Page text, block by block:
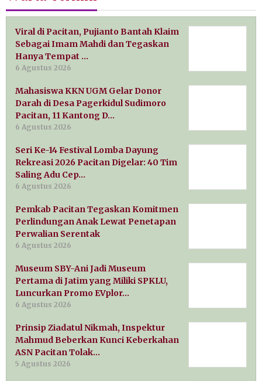
Viral di Pacitan, Pujianto Bantah Klaim
Sebagai Imam Mahdi dan Tegaskan
Hanya Tempat …
6 Agustus 2026
Mahasiswa KKN UGM Gelar Donor
Darah di Desa Pagerkidul Sudimoro
Pacitan, 11 Kantong D…
6 Agustus 2026
Seri Ke-14 Festival Lomba Dayung
Rekreasi 2026 Pacitan Digelar: 40 Tim
Saling Adu Cep…
6 Agustus 2026
Pemkab Pacitan Tegaskan Komitmen
Perlindungan Anak Lewat Penetapan
Perwalian Serentak
6 Agustus 2026
Museum SBY-Ani Jadi Museum
Pertama di Jatim yang Miliki SPKLU,
Luncurkan Promo EVplor…
6 Agustus 2026
Prinsip Ziadatul Nikmah, Inspektur
Mahmud Beberkan Kunci Keberkahan
ASN Pacitan Tolak…
5 Agustus 2026